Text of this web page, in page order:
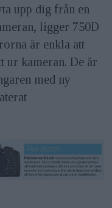
upp dig från en
ligger 750D
är enkla att
ur kameran. De är
med ny